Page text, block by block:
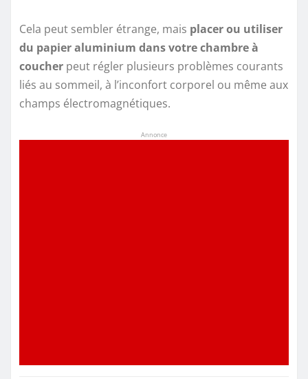
Cela peut sembler étrange, mais placer ou utiliser
du papier aluminium dans votre chambre à
coucher peut régler plusieurs problèmes courants
liés au sommeil, à l’inconfort corporel ou même aux
champs électromagnétiques.
Annonce